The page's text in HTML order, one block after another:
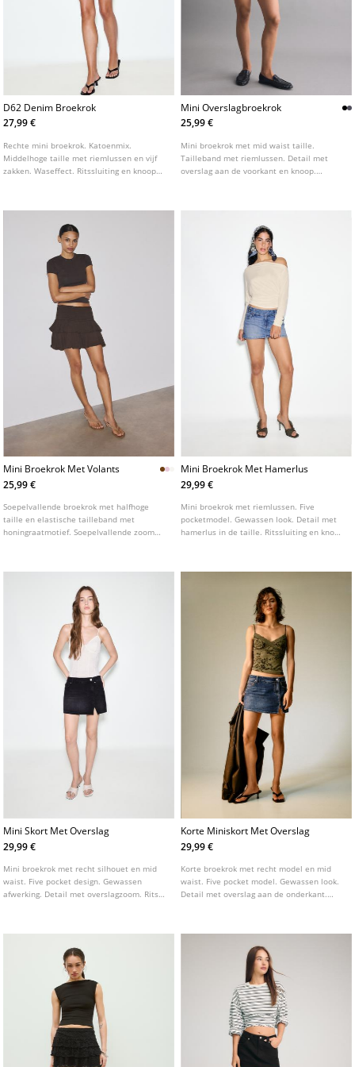
D62 Denim Broekrok
27,99 €
Rechte mini broekrok. Katoenmix.
Middelhoge taille met riemlussen en vijf
zakken. Waseffect. Ritssluiting en knoop
Mini Overslagbroekrok
25,99 €
Mini broekrok met mid waist taille.
Tailleband met riemlussen. Detail met
overslag aan de voorkant en knoop.
Mini Broekrok Met Volants
25,99 €
Soepelvallende broekrok met halfhoge
taille en elastische tailleband met
honingraatmotief. Soepelvallende zoom
Mini Broekrok Met Hamerlus
29,99 €
Mini broekrok met riemlussen. Five
pocketmodel. Gewassen look. Detail met
hamerlus in de taille. Ritssluiting en knoop
Mini Skort Met Overslag
29,99 €
Mini broekrok met recht silhouet en mid
waist. Five pocket design. Gewassen
afwerking. Detail met overslagzoom. Rits
Korte Miniskort Met Overslag
29,99 €
Korte broekrok met recht model en mid
waist. Five pocket model. Gewassen look.
Detail met overslag aan de onderkant.